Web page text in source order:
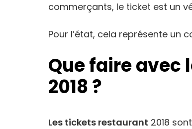
commerçants, le ticket est un
Pour l’état, cela représente un
Que faire
2018 ?
Les tickets restaurant 2018